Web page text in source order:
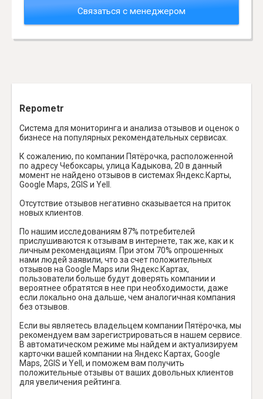
Связаться с менеджером
Repometr
Система для мониторинга и анализа отзывов и оценок о
бизнесе на популярных рекомендательных сервисах.
К сожалению, по компании Пятёрочка, расположенной
по адресу Чебоксары, улица Кадыкова, 20 в данный
момент не найдено отзывов в системах Яндекс.Карты,
Google Maps, 2GIS и Yell.
Отсутствие отзывов негативно сказывается на приток
новых клиентов.
По нашим исследованиям 87% потребителей
прислушиваются к отзывам в интернете, так же, как и к
личным рекомендациям. При этом 70% опрошенных
нами людей заявили, что за счет положительных
отзывов на Google Maps или Яндекс.Картах,
пользователи больше будут доверять компании и
вероятнее обратятся в нее при необходимости, даже
если локально она дальше, чем аналогичная компания
без отзывов.
Если вы являетесь владельцем компании Пятёрочка, мы
рекомендуем вам зарегистрироваться в нашем сервисе.
В автоматическом режиме мы найдем и актуализируем
карточки вашей компании на Яндекс Картах, Google
Maps, 2GIS и Yell, и поможем вам получить
положительные отзывы от ваших довольных клиентов
для увеличения рейтинга.